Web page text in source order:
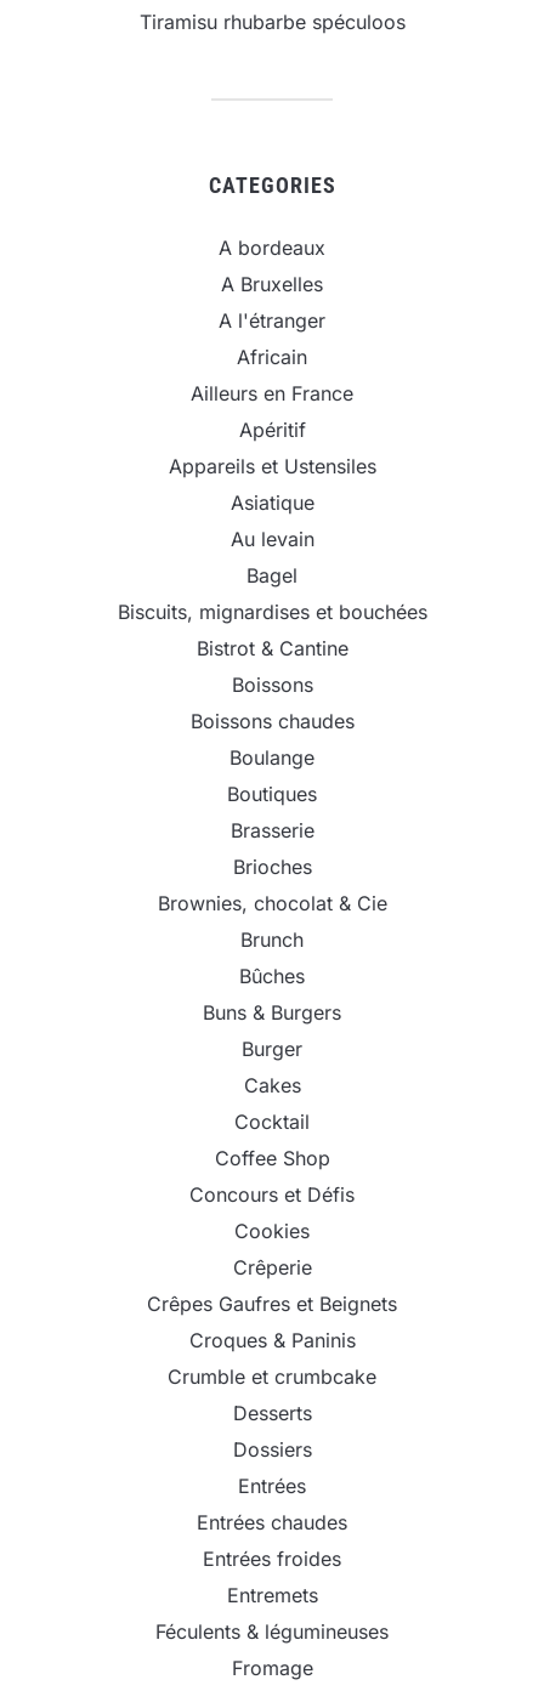
Tiramisu rhubarbe spéculoos
CATEGORIES
A bordeaux
A Bruxelles
A l'étranger
Africain
Ailleurs en France
Apéritif
Appareils et Ustensiles
Asiatique
Au levain
Bagel
Biscuits, mignardises et bouchées
Bistrot & Cantine
Boissons
Boissons chaudes
Boulange
Boutiques
Brasserie
Brioches
Brownies, chocolat & Cie
Brunch
Bûches
Buns & Burgers
Burger
Cakes
Cocktail
Coffee Shop
Concours et Défis
Cookies
Crêperie
Crêpes Gaufres et Beignets
Croques & Paninis
Crumble et crumbcake
Desserts
Dossiers
Entrées
Entrées chaudes
Entrées froides
Entremets
Féculents & légumineuses
Fromage